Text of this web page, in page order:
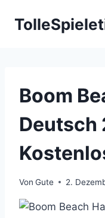
Inhalt
Boom
Deutsch
Von Gute 2.